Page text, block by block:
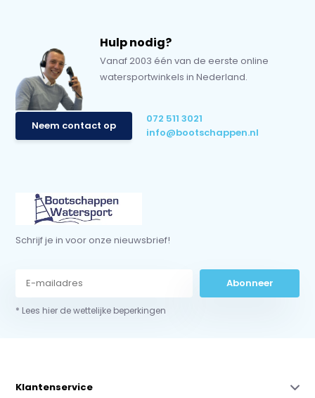
Hulp nodig?
Vanaf 2003 één van de eerste online
watersportwinkels in Nederland.
Neem contact op
072 511 3021
info@bootschappen.nl
Schrijf je in voor onze nieuwsbrief!
Abonneer
* Lees hier de wettelijke beperkingen
Klantenservice